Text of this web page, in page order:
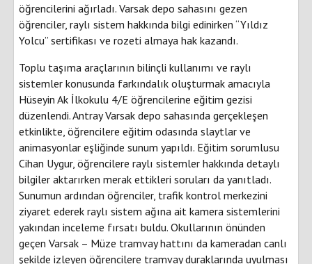
öğrencilerini ağırladı. Varsak depo sahasını gezen
öğrenciler, raylı sistem hakkında bilgi edinirken “Yıldız
Yolcu” sertifikası ve rozeti almaya hak kazandı.
Toplu taşıma araçlarının bilinçli kullanımı ve raylı
sistemler konusunda farkındalık oluşturmak amacıyla
Hüseyin Ak İlkokulu 4/E öğrencilerine eğitim gezisi
düzenlendi. Antray Varsak depo sahasında gerçekleşen
etkinlikte, öğrencilere eğitim odasında slaytlar ve
animasyonlar eşliğinde sunum yapıldı. Eğitim sorumlusu
Cihan Uygur, öğrencilere raylı sistemler hakkında detaylı
bilgiler aktarırken merak ettikleri soruları da yanıtladı.
Sunumun ardından öğrenciler, trafik kontrol merkezini
ziyaret ederek raylı sistem ağına ait kamera sistemlerini
yakından inceleme fırsatı buldu. Okullarının önünden
geçen Varsak – Müze tramvay hattını da kameradan canlı
şekilde izleyen öğrencilere tramvay duraklarında uyulması